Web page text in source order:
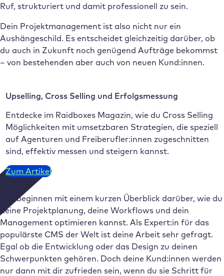
Ruf, strukturiert und damit professionell zu sein.
Dein Projektmanagement ist also nicht nur ein
Aushängeschild. Es entscheidet gleichzeitig darüber, ob
du auch in Zukunft noch genügend Aufträge bekommst
– von bestehenden aber auch von neuen Kund:innen.
Upselling, Cross Selling und Erfolgsmessung
Entdecke im Raidboxes Magazin, wie du Cross Selling
Möglichkeiten mit umsetzbaren Strategien, die speziell
auf Agenturen und Freiberufler:innen zugeschnitten
sind, effektiv messen und steigern kannst.
Zum Artikel
Wir beginnen mit einem kurzen Überblick darüber, wie du
deine Projektplanung, deine Workflows und dein
Management optimieren kannst. Als Expert:in für das
populärste CMS der Welt ist deine Arbeit sehr gefragt.
Egal ob die Entwicklung oder das Design zu deinen
Schwerpunkten gehören. Doch deine Kund:innen werden
nur dann mit dir zufrieden sein, wenn du sie Schritt für